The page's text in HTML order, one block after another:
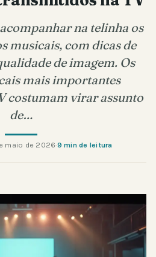
na telinha os
musicais, com dicas de
de imagem. Os
mais importantes
costumam virar assunto
de…
maio de 2026·9 min de leitura